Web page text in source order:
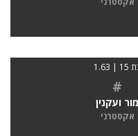
| 1.63
#
מור ועקנין
אקסטרני